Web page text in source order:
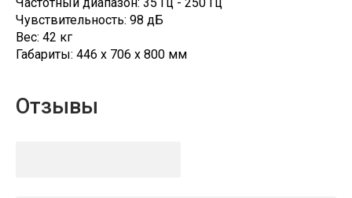
Чувствительность: 98 дБ
Вес: 42 кг
Габариты: 446 х 706 х 800 мм
Отзывы